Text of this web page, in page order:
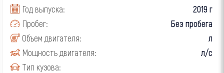
Год выпуска:
2019 г
Пробег:
Без пробега
Объем двигателя:
л
Мощность двигателя:
л/с
Тип кузова: